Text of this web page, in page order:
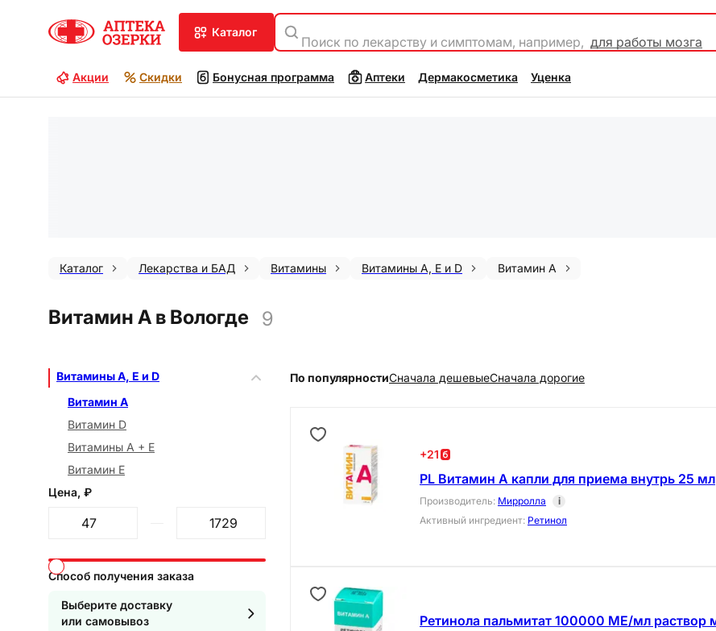
каталог
Поиск по лекарству и симптомам, например, для работы мозга
Акции Скидки Бонусная программа Аптеки Дермакосметика Уценка
Каталог Лекарства и БАД Витамины Витамины A, E и D Витамин А
Витамин А в Вологде 9
Витамины A, E и D
Витамин А
Витамин D
Витамины А + Е
Витамин Е
Цена, ₽
Способ получения заказа
Выберите доставку
или самовывоз
По популярностиCначала дешевыеCначала дорогие
+21
PL Витамин А капли для приема внутрь 25 мл
Производитель: Мирролла
i
Активный ингредиент: Ретинол
Ретинола пальмитат 100000 МЕ/мл раствор